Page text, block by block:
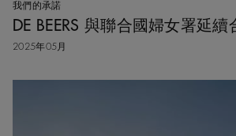
我們的承諾
DE BEERS 與聯合國婦女署延
2025年05月